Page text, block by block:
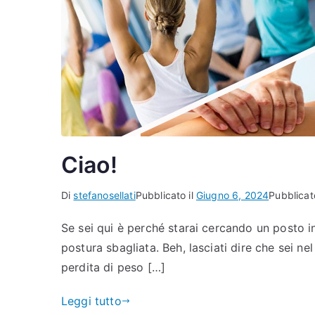
Ciao!
DistefanosellatiPubblicato il Giugno 6, 2024
Se sei qui è perché starai cercando un
postura sbagliata. Beh, lasciati dire che sei
perdita di peso […]
Leggi tutto